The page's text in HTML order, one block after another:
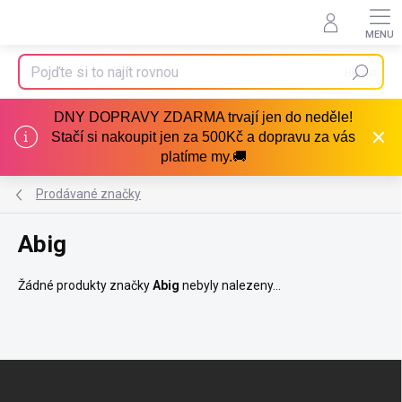
DNY DOPRAVY ZDARMA trvají jen do neděle!
Stačí si nakoupit jen za 500Kč a dopravu za vás
platíme my.🚚
Hledat
Prodávané značky
Abig
Žádné produkty značkyAbig nebyly nalezeny...